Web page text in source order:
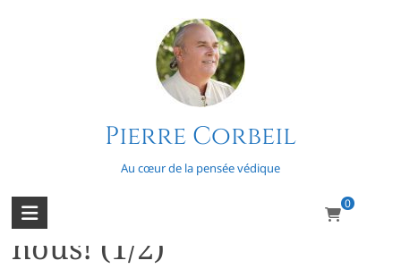
Pierre Corbeil
Au cœur de la pensée védique
0
Dawkins (Richard)
Les aliénés sont parmi
nous! (1/2)